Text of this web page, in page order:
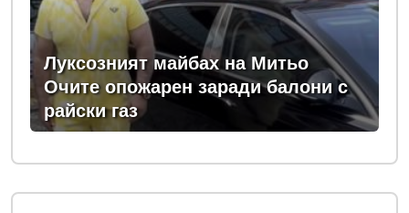
Луксозният майбах на Митьо
Очите опожарен заради балони с
райски газ